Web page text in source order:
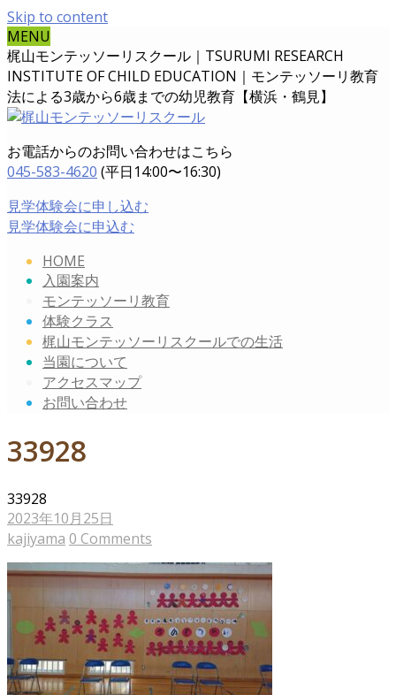
Skip to content
MENU
梶山モンテッソーリスクール｜TSURUMI RESEARCH
INSTITUTE OF CHILD EDUCATION｜ モンテッソーリ教育
法による3歳から6歳までの幼児教育【横浜・鶴見】
お電話からのお問い合わせはこちら
045-583-4620 (平日14:00〜16:30)
見学体験会に申し込む
見学体験会に申込む
HOME
入園案内
モンテッソーリ教育
体験クラス
梶山モンテッソーリスクールでの生活
当園について
アクセスマップ
お問い合わせ
33928
33928
2023年10月25日
kajiyama 0 Comments